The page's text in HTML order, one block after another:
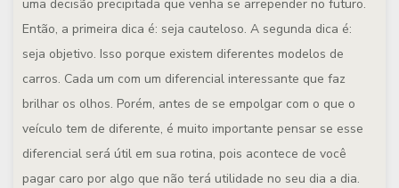
uma decisão precipitada que venha se arrepender no futuro.
Então, a primeira dica é: seja cauteloso. A segunda dica é:
seja objetivo. Isso porque existem diferentes modelos de
carros. Cada um com um diferencial interessante que faz
brilhar os olhos. Porém, antes de se empolgar com o que o
veículo tem de diferente, é muito importante pensar se esse
diferencial será útil em sua rotina, pois acontece de você
pagar caro por algo que não terá utilidade no seu dia a dia.